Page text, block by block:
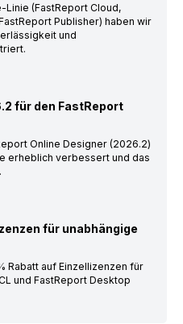
(FastReport Cloud,
Publisher) haben wir
und
für den FastReport
Online Designer (2026.2)
erheblich verbessert und das
für unabhängige
Rabatt auf Einzellizenzen für
und FastReport Desktop